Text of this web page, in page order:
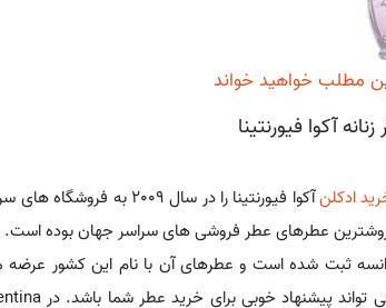
مطلب خواهید خواند
آکوا فیورنتینا
ادکلن
آکوا فیورنتینا را در
عطرهای عطر فروشی های سراسر جهان بوده است.
ثبت شده است و عطرهای آن با نام این کشور